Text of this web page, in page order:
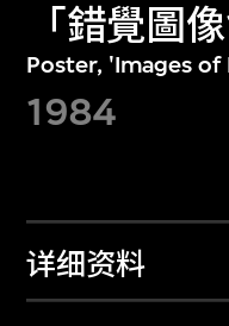
「錯覺圖
Poster, 'Images
1984
详细资料